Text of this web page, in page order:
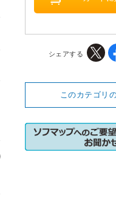
シェアする
このカテゴリ